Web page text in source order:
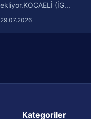
ekliyor.KOCAELİ (İG...
29.07.2026
Kategoriler